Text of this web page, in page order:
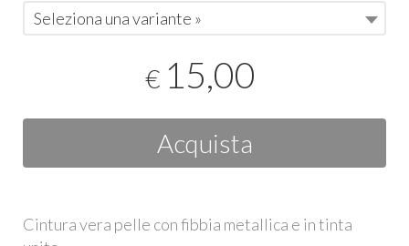
Seleziona una variante »
€ 15,00
Acquista
Cintura vera pelle con fibbia metallica e in tinta